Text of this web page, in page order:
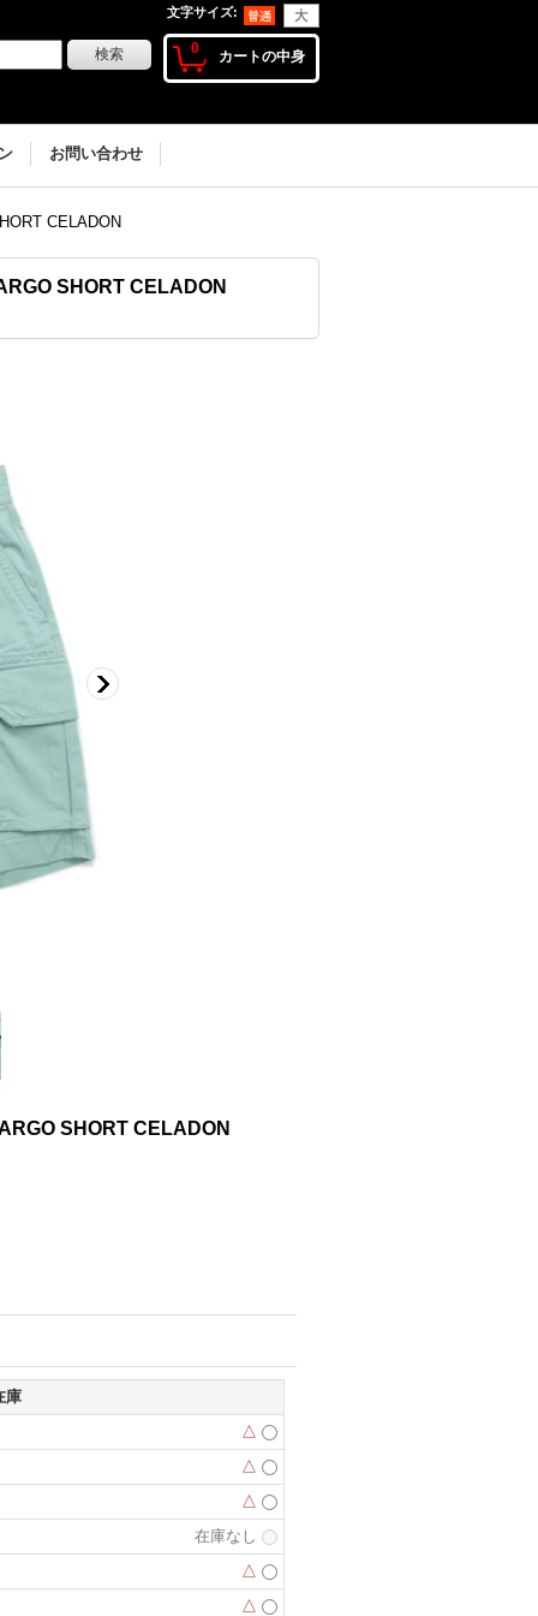
文字サイズ:
0 カートの中身
お問い合わせ
CELADON
SHORT CELADON
SHORT CELADON
庫
△
△
△
在庫なし
△
△